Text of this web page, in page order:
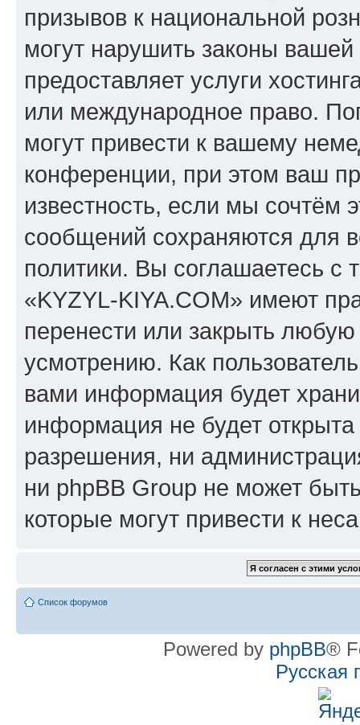
призывов к национальной
могут нарушить законы
предоставляет услуги
или международное право.
могут привести к вашему
конференции, при этом ваш
известность, если мы сочтём
сообщений сохраняются для
политики. Вы соглашаетесь
«KYZYL-KIYA.COM» имеют
перенести или закрыть
усмотрению. Как
вами информация будет
информация не будет
разрешения, ни
ни phpBB Group не может
которые могут привести к
Список форумов
Powered by phpBB®
Русская